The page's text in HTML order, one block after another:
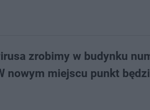
zrobimy w budynku
nowym miejscu punkt